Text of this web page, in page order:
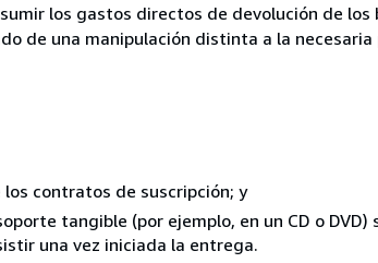
los gastos directos de devolución de los
de una manipulación distinta a la
contratos de suscripción; y
tangible (por ejemplo, en un CD o DVD)
una vez iniciada la entrega.